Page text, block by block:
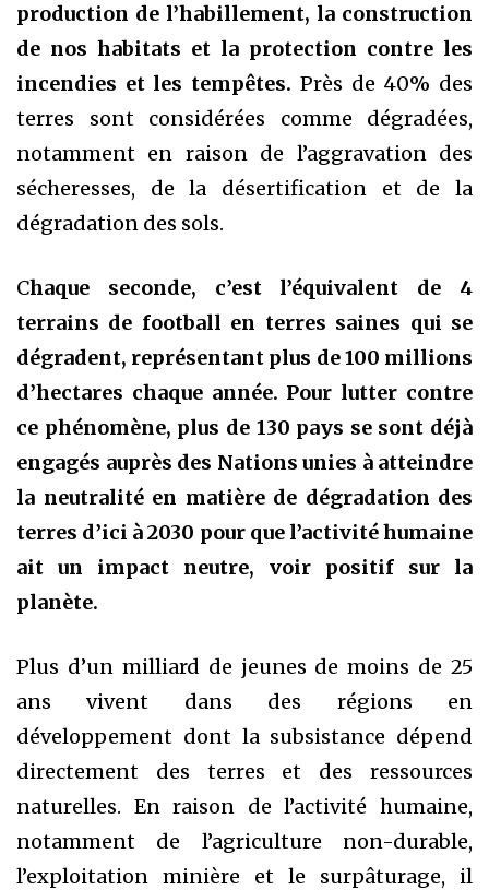
production de l’habillement, la construction
de nos habitats et la protection contre les
incendies et les tempêtes. Près de 40% des
terres sont considérées comme dégradées,
notamment en raison de l’aggravation des
sécheresses, de la désertification et de la
dégradation des sols.
Chaque seconde, c’est l’équivalent de 4
terrains de football en terres saines qui se
dégradent, représentant plus de 100 millions
d’hectares chaque année. Pour lutter contre
ce phénomène, plus de 130 pays se sont déjà
engagés auprès des Nations unies à atteindre
la neutralité en matière de dégradation des
terres d’ici à 2030 pour que l’activité humaine
ait un impact neutre, voir positif sur la
planète.
Plus d’un milliard de jeunes de moins de 25
ans vivent dans des régions en
développement dont la subsistance dépend
directement des terres et des ressources
naturelles. En raison de l’activité humaine,
notamment de l’agriculture non-durable,
l’exploitation minière et le surpâturage, il